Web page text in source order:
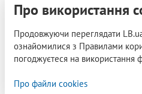
Про використання
Продовжуючи переглядати
ознайомилися з Правилами
погоджуєтеся на використання
Про файли cookies